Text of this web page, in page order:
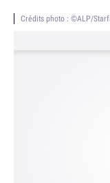
Crédits photo : ©ALP/